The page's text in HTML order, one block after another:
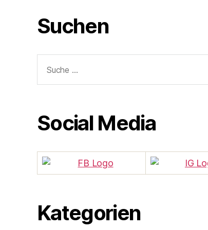
Suchen
nach:
Social Media
Kategorien